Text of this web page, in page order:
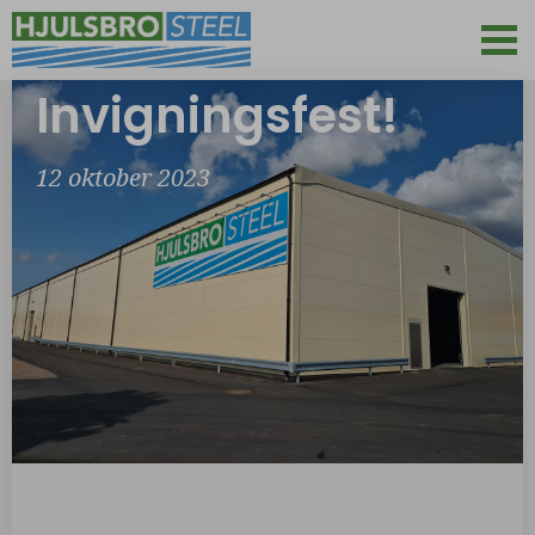
Invigningsfest!
12 oktober 2023